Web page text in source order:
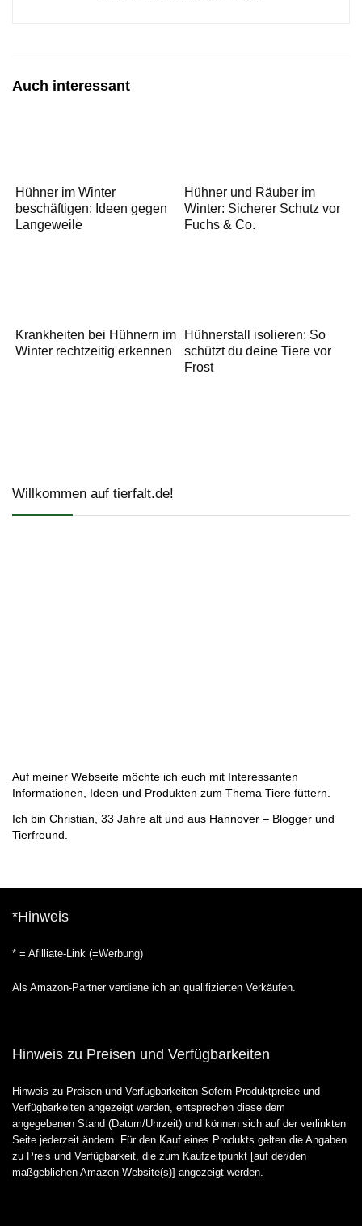
Auch interessant
Hühner im Winter
beschäftigen: Ideen gegen
Langeweile
Hühner und Räuber im
Winter: Sicherer Schutz vor
Fuchs & Co.
Krankheiten bei Hühnern im
Winter rechtzeitig erkennen
Hühnerstall isolieren: So
schützt du deine Tiere vor
Frost
Willkommen auf tierfalt.de!
Auf meiner Webseite möchte ich euch mit Interessanten
Informationen, Ideen und Produkten zum Thema Tiere füttern.
Ich bin Christian, 33 Jahre alt und aus Hannover – Blogger und
Tierfreund.
*Hinweis
* = Afilliate-Link (=Werbung)
Als Amazon-Partner verdiene ich an qualifizierten Verkäufen.
Hinweis zu Preisen und Verfügbarkeiten
Hinweis zu Preisen und Verfügbarkeiten Sofern Produktpreise und
Verfügbarkeiten angezeigt werden, entsprechen diese dem
angegebenen Stand (Datum/Uhrzeit) und können sich auf der verlinkten
Seite jederzeit ändern. Für den Kauf eines Produkts gelten die Angaben
zu Preis und Verfügbarkeit, die zum Kaufzeitpunkt [auf der/den
maßgeblichen Amazon-Website(s)] angezeigt werden.